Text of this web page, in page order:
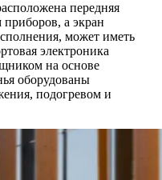
передняя
а экран
может иметь
электроника
на основе
оборудованы
подогревом и